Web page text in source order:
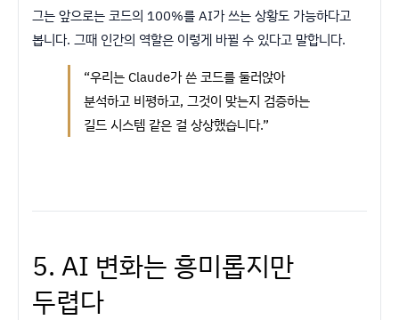
그는 앞으로는 코드의 100%를 AI가 쓰는 상황도 가능하다고
봅니다. 그때 인간의 역할은 이렇게 바뀔 수 있다고 말합니다.
“우리는 Claude가 쓴 코드를 둘러앉아
분석하고 비평하고, 그것이 맞는지 검증하는
길드 시스템 같은 걸 상상했습니다.”
5. AI 변화는 흥미롭지만
두렵다